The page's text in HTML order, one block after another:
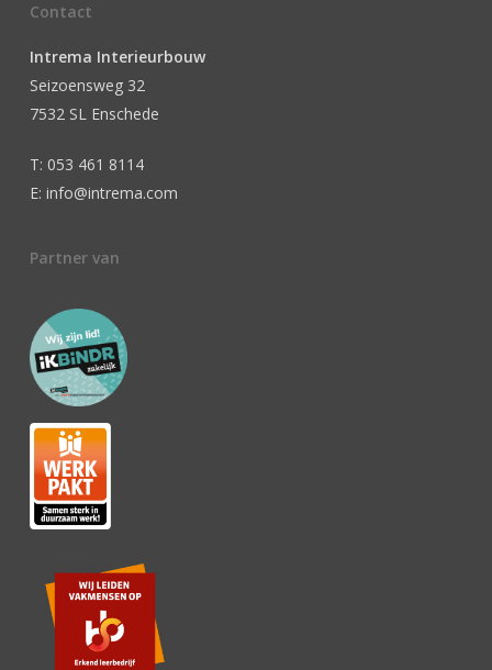
Contact
Intrema Interieurbouw
Seizoensweg 32
7532 SL Enschede
T: 053 461 8114
E: info@intrema.com
Partner van